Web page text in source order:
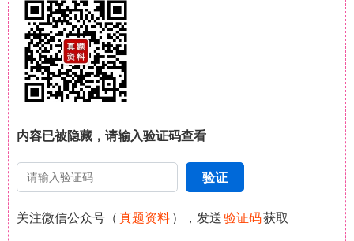
内容已被隐藏，请输入验证码查看
关注微信公众号（ 真题资料 ），发送验证码获取